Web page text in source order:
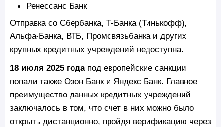
Ренессанс Банк
Отправка со Сбербанка, Т-Банка (Тинькофф),
Альфа-Банка, ВТБ, Промсвязьбанка и других
крупных кредитных учреждений недоступна.
18 июля 2025 годапод европейские санкции
попали также Озон Банк и Яндекс Банк. Главное
преимущество данных кредитных учреждений
заключалось в том, что счет в них можно было
открыть дистанционно, пройдя верификацию через